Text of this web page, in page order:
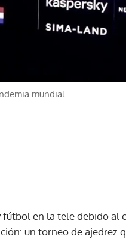
mundial
en la tele debido al
un torneo de